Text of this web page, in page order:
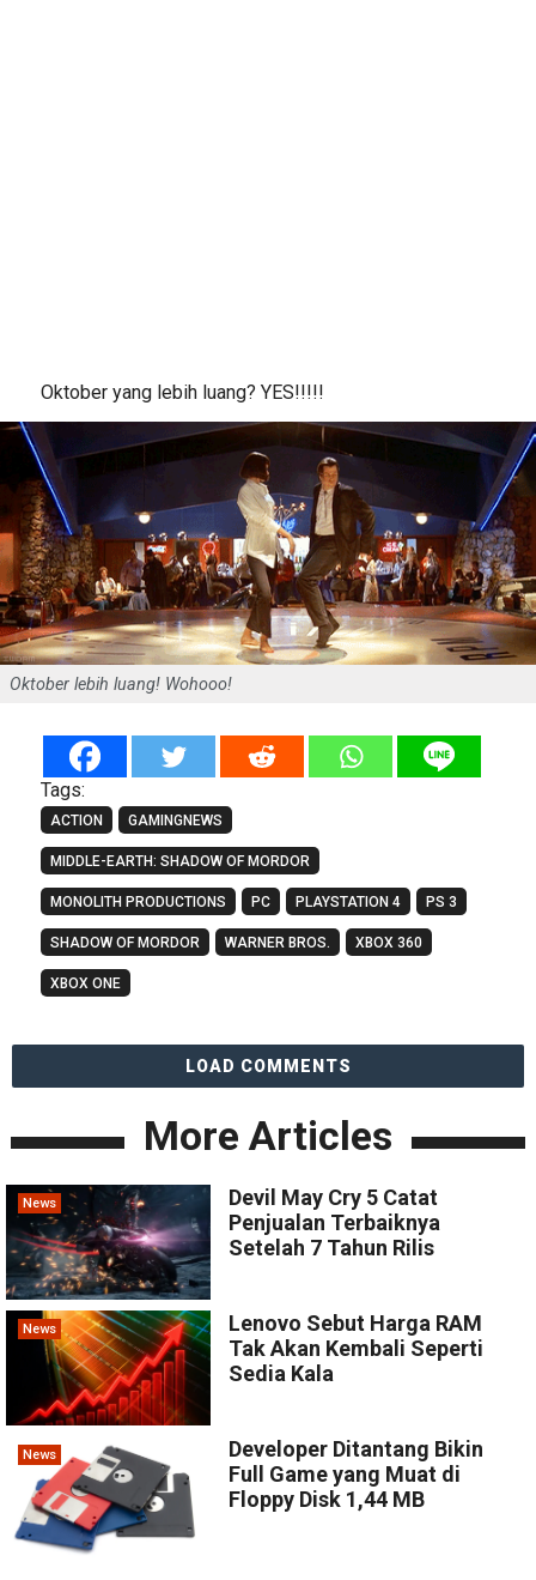
Oktober yang lebih luang? YES!!!!!
Oktober lebih luang! Wohooo!
Tags:
ACTION GAMINGNEWS
MIDDLE-EARTH: SHADOW OF MORDOR
MONOLITH PRODUCTIONS PC PLAYSTATION 4 PS 3
SHADOW OF MORDOR WARNER BROS. XBOX 360
XBOX ONE
LOAD COMMENTS
More Articles
News
Devil May Cry 5 Catat
Penjualan Terbaiknya
Setelah 7 Tahun Rilis
News
Lenovo Sebut Harga RAM
Tak Akan Kembali Seperti
Sedia Kala
News
Developer Ditantang Bikin
Full Game yang Muat di
Floppy Disk 1,44 MB